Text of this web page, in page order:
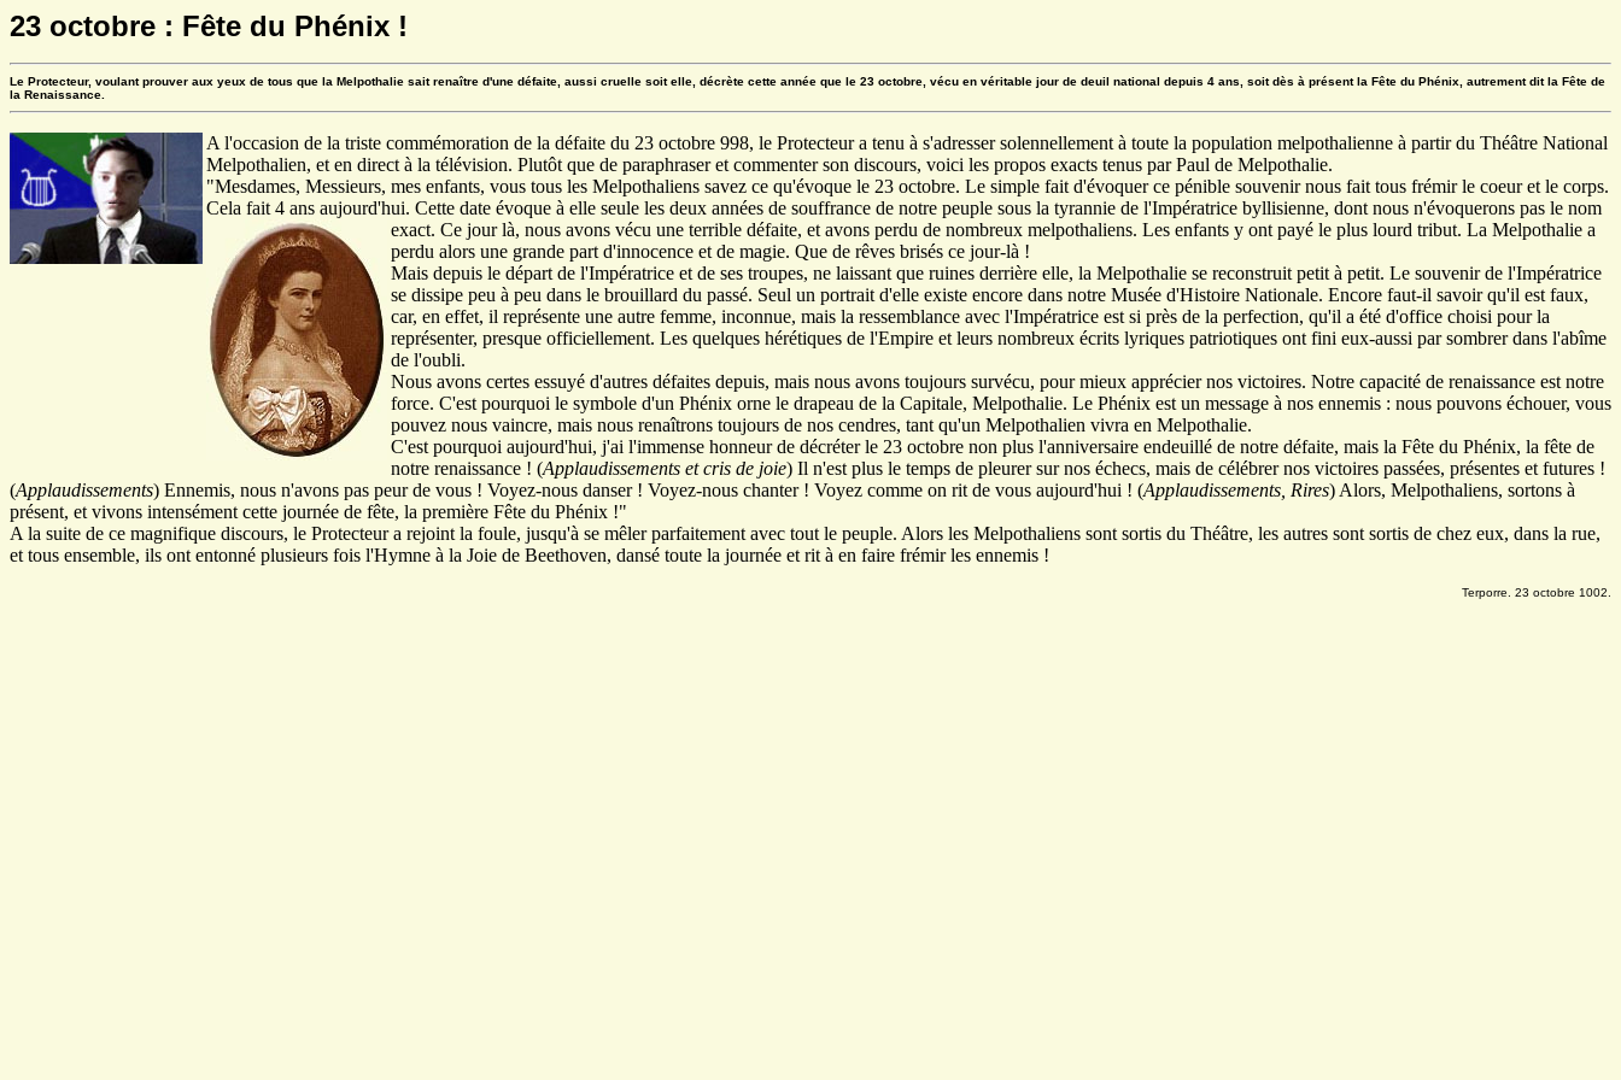
23 octobre : Fête du Phénix !
Le Protecteur, voulant prouver aux yeux de tous que la Melpothalie sait renaître d'une défaite, aussi cruelle soit elle, décrète cette année que le 23 octobre, vécu en véritable jour de deuil national depuis 4 ans, soit dès à présent la Fête du Phénix, autrement dit la Fête de
la Renaissance.
A l'occasion de la triste commémoration de la défaite du 23 octobre 998, le Protecteur a tenu à s'adresser solennellement à toute la population melpothalienne à partir du Théâtre National
Melpothalien, et en direct à la télévision. Plutôt que de paraphraser et commenter son discours, voici les propos exacts tenus par Paul de Melpothalie.
"Mesdames, Messieurs, mes enfants, vous tous les Melpothaliens savez ce qu'évoque le 23 octobre. Le simple fait d'évoquer ce pénible souvenir nous fait tous frémir le coeur et le corps.
Cela fait 4 ans aujourd'hui. Cette date évoque à elle seule les deux années de souffrance de notre peuple sous la tyrannie de l'Impératrice byllisienne, dont nous n'évoquerons pas le nom
exact. Ce jour là, nous avons vécu une terrible défaite, et avons perdu de nombreux melpothaliens. Les enfants y ont payé le plus lourd tribut. La Melpothalie a
perdu alors une grande part d'innocence et de magie. Que de rêves brisés ce jour-là !
Mais depuis le départ de l'Impératrice et de ses troupes, ne laissant que ruines derrière elle, la Melpothalie se reconstruit petit à petit. Le souvenir de l'Impératrice
se dissipe peu à peu dans le brouillard du passé. Seul un portrait d'elle existe encore dans notre Musée d'Histoire Nationale. Encore faut-il savoir qu'il est faux,
car, en effet, il représente une autre femme, inconnue, mais la ressemblance avec l'Impératrice est si près de la perfection, qu'il a été d'office choisi pour la
représenter, presque officiellement. Les quelques hérétiques de l'Empire et leurs nombreux écrits lyriques patriotiques ont fini eux-aussi par sombrer dans l'abîme
de l'oubli.
Nous avons certes essuyé d'autres défaites depuis, mais nous avons toujours survécu, pour mieux apprécier nos victoires. Notre capacité de renaissance est notre
force. C'est pourquoi le symbole d'un Phénix orne le drapeau de la Capitale, Melpothalie. Le Phénix est un message à nos ennemis : nous pouvons échouer, vous
pouvez nous vaincre, mais nous renaîtrons toujours de nos cendres, tant qu'un Melpothalien vivra en Melpothalie.
C'est pourquoi aujourd'hui, j'ai l'immense honneur de décréter le 23 octobre non plus l'anniversaire endeuillé de notre défaite, mais la Fête du Phénix, la fête de
notre renaissance ! (Applaudissements et cris de joie) Il n'est plus le temps de pleurer sur nos échecs, mais de célébrer nos victoires passées, présentes et futures !
(Applaudissements) Ennemis, nous n'avons pas peur de vous ! Voyez-nous danser ! Voyez-nous chanter ! Voyez comme on rit de vous aujourd'hui ! (Applaudissements, Rires) Alors, Melpothaliens, sortons à
présent, et vivons intensément cette journée de fête, la première Fête du Phénix !"
A la suite de ce magnifique discours, le Protecteur a rejoint la foule, jusqu'à se mêler parfaitement avec tout le peuple. Alors les Melpothaliens sont sortis du Théâtre, les autres sont sortis de chez eux, dans la rue,
et tous ensemble, ils ont entonné plusieurs fois l'Hymne à la Joie de Beethoven, dansé toute la journée et rit à en faire frémir les ennemis !
Terporre. 23 octobre 1002.